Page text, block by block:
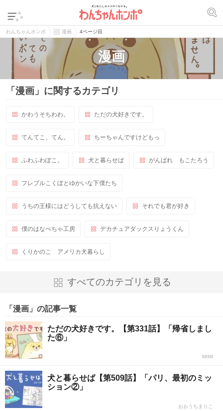
わんちゃんホンポ 漫画 4ページ目
漫画
「漫画」に関するカテゴリ
かわうそちわわ。 ただの犬好きです。
てんてこ、てん。 ちーちゃんですけどもっ
ふわふわぽこ。 犬と暮らせば がんばれ もこたろう
フレブルこくぼとゆかいな下僕たち
うちの王様にはどうしても抗えない それでも君が好き
僕のはなぺちゃ工房 デカチュアダックスりょうくん
くりかのこ アメリカ犬暮らし
すべてのカテゴリを見る
「漫画」の記事一覧
ただの犬好きです。【第331話】「帰省しまし
た⑥」
MIMI
犬と暮らせば【第509話】「パリ、最初のミッ
ション②」
おおうちまりこ